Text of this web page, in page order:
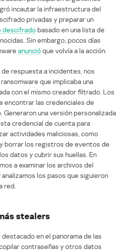
incautar la infraestructura del
privadas y preparar un
descifradobasado en una lista de
Sin embargo, pocos días
anuncióque volvía a la acción.
respuesta a incidentes, nos
que implicaba una
con el mismo creador filtrado. Los
encontrar las credenciales de
una versión personalizada
credencial de cuenta para
actividades maliciosas, como
borrar los registros de eventos de
datos y cubrir sus huellas. En
a examinar los archivos del
los pasos que siguieron
red.
stealers
en el panorama de las
contraseñas y otros datos